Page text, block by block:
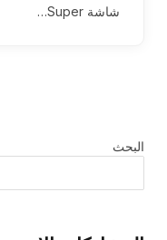
شاشة Super…
البحث